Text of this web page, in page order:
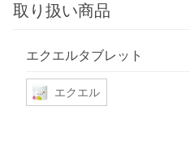
取り扱い商品
エクエルタブレット
エクエル